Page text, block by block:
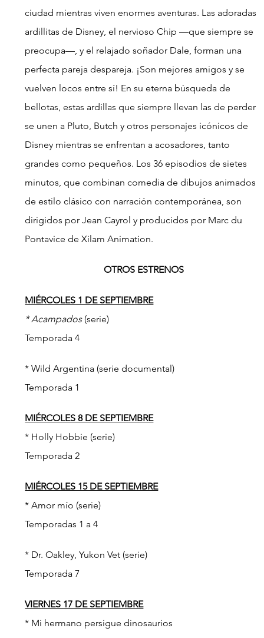
ciudad mientras viven enormes aventuras. Las adoradas
ardillitas de Disney, el nervioso Chip —que siempre se
preocupa—, y el relajado soñador Dale, forman una
perfecta pareja despareja. ¡Son mejores amigos y se
vuelven locos entre sí! En su eterna búsqueda de
bellotas, estas ardillas que siempre llevan las de perder
se unen a Pluto, Butch y otros personajes icónicos de
Disney mientras se enfrentan a acosadores, tanto
grandes como pequeños. Los 36 episodios de sietes
minutos, que combinan comedia de dibujos animados
de estilo clásico con narración contemporánea, son
dirigidos por Jean Cayrol y producidos por Marc du
Pontavice de Xilam Animation.
OTROS ESTRENOS
MIÉRCOLES 1 DE SEPTIEMBRE
* Acampados (serie)
Temporada 4
* Wild Argentina (serie documental)
Temporada 1
MIÉRCOLES 8 DE SEPTIEMBRE
* Holly Hobbie (serie)
Temporada 2
MIÉRCOLES 15 DE SEPTIEMBRE
* Amor mío (serie)
Temporadas 1 a 4
* Dr. Oakley, Yukon Vet (serie)
Temporada 7
VIERNES 17 DE SEPTIEMBRE
* Mi hermano persigue dinosaurios